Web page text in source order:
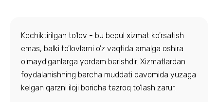
Kechiktirilgan to'lov - bu bepul xizmat ko'rsatish
emas, balki to'lovlarni o'z vaqtida amalga oshira
olmaydiganlarga yordam berishdir. Xizmatlardan
foydalanishning barcha muddati davomida yuzaga
kelgan qarzni iloji boricha tezroq to'lash zarur.